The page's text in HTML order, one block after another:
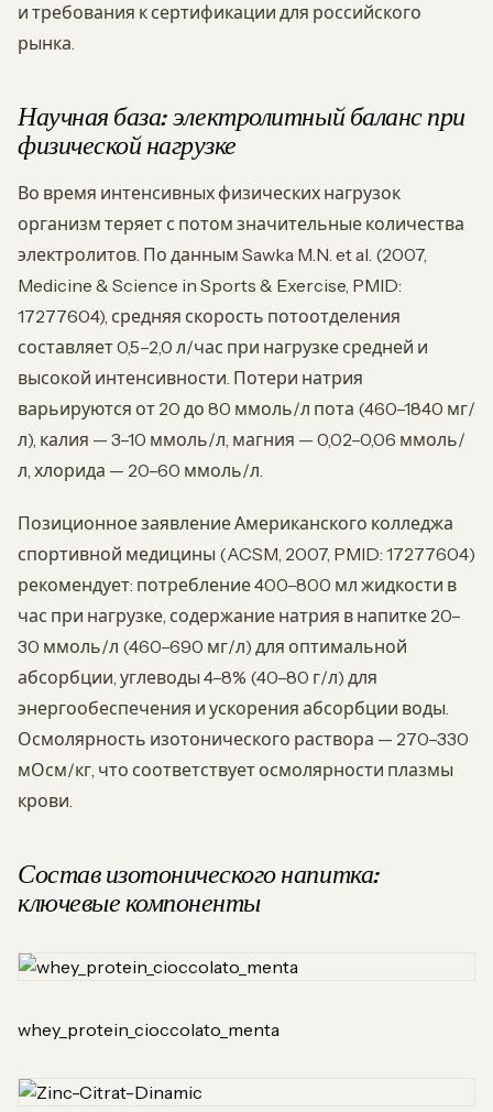
и требования к сертификации для российского
рынка.
Научная база: электролитный баланс при
физической нагрузке
Во время интенсивных физических нагрузок
организм теряет с потом значительные количества
электролитов. По данным Sawka M.N. et al. (2007,
Medicine & Science in Sports & Exercise, PMID:
17277604), средняя скорость потоотделения
составляет 0,5–2,0 л/час при нагрузке средней и
высокой интенсивности. Потери натрия
варьируются от 20 до 80 ммоль/л пота (460–1840 мг/
л), калия — 3–10 ммоль/л, магния — 0,02–0,06 ммоль/
л, хлорида — 20–60 ммоль/л.
Позиционное заявление Американского колледжа
спортивной медицины (ACSM, 2007, PMID: 17277604)
рекомендует: потребление 400–800 мл жидкости в
час при нагрузке, содержание натрия в напитке 20–
30 ммоль/л (460–690 мг/л) для оптимальной
абсорбции, углеводы 4–8% (40–80 г/л) для
энергообеспечения и ускорения абсорбции воды.
Осмолярность изотонического раствора — 270–330
мОсм/кг, что соответствует осмолярности плазмы
крови.
Состав изотонического напитка:
ключевые компоненты
whey_protein_cioccolato_menta